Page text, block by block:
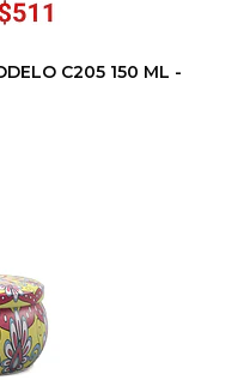
C205 150 ML -